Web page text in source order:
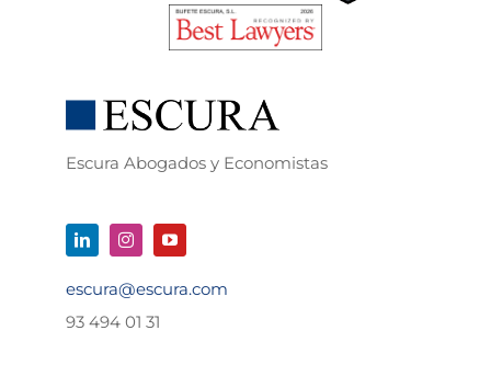
Escura Abogados y Economistas
escura@escura.com
93 494 01 31